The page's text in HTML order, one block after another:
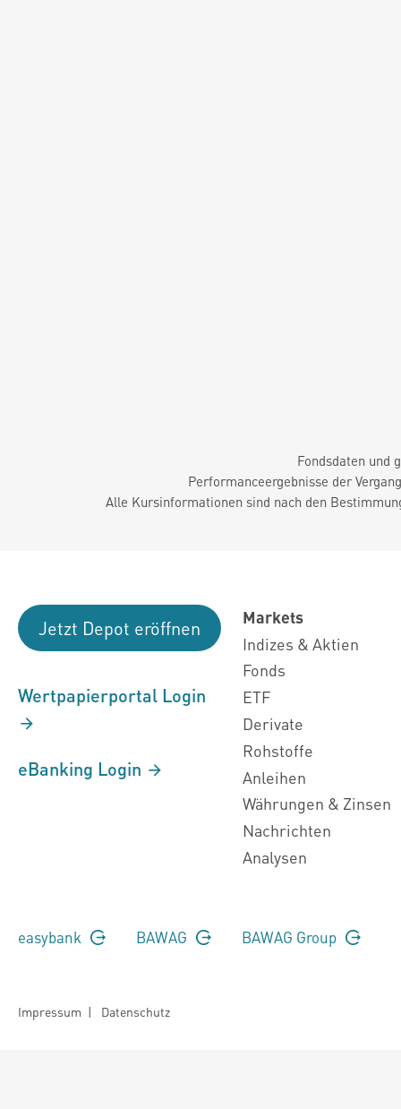
Fondsdaten und
Performanceergebnisse der
Alle Kursinformationen sind nach den
Jetzt Depot eröffnen
Wertpapierportal Login
eBanking Login
Markets
Indizes & Aktien
Fonds
ETF
Derivate
Rohstoffe
Anleihen
Währungen & Zinsen
Nachrichten
Analysen
easybank BAWAG BAWAG Group
Impressum | Datenschutz